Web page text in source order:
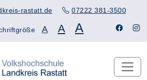
rastatt.de 07222 381-3500
A A A